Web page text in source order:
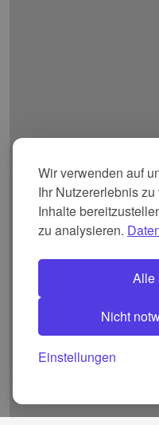
Wir verwenden auf
Ihr Nutzererlebnis
Inhalte
zu analysieren.
Alle
Nicht
Einstellungen